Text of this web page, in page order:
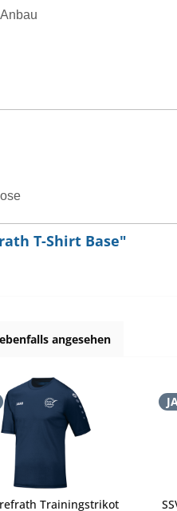
T-Shirt Base"
angesehen
Trainingstrikot